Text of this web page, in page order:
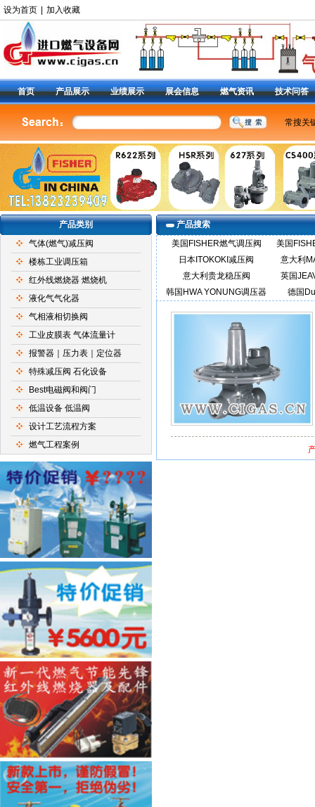
设为首页 加入收藏
首页 产品展示 业绩展示 展会信息 燃气资讯 技术问答
常搜关
燃气调
减压阀
|
定位器 |
产品类别
气体(燃气)减压阀
楼栋工业调压箱
红外线燃烧器 燃烧机
液化气气化器
气相液相切换阀
工业皮膜表 气体流量计
报警器｜压力表｜定位器
特殊减压阀 石化设备
Best电磁阀和阀门
低温设备 低温阀
设计工艺流程方案
燃气工程案例
产品搜索
美国FISHER燃气调压阀
美国
日本ITOKOKI减压阀
意大利
意大利贵龙稳压阀
英国
韩国HWA YONUNG调压器
德国